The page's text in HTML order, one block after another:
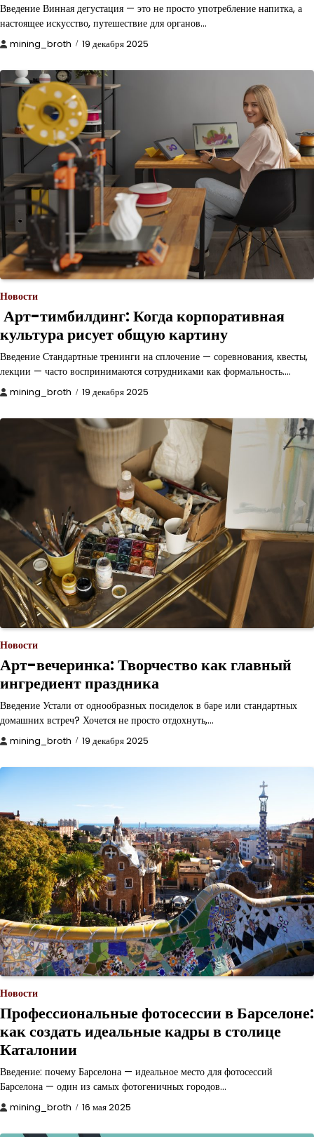
Введение Винная дегустация — это не просто употребление напитка, а
настоящее искусство, путешествие для органов…
mining_broth 19 декабря 2025
Новости
Арт-тимбилдинг: Когда корпоративная
культура рисует общую картину
Введение Стандартные тренинги на сплочение — соревнования, квесты,
лекции — часто воспринимаются сотрудниками как формальность.…
mining_broth 19 декабря 2025
Новости
Арт-вечеринка: Творчество как главный
ингредиент праздника
Введение Устали от однообразных посиделок в баре или стандартных
домашних встреч? Хочется не просто отдохнуть,…
mining_broth 19 декабря 2025
Новости
Профессиональные фотосессии в Барселоне:
как создать идеальные кадры в столице
Каталонии
Введение: почему Барселона — идеальное место для фотосессий
Барселона — один из самых фотогеничных городов…
mining_broth 16 мая 2025